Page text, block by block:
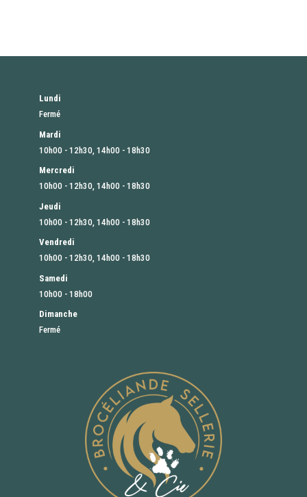
Lundi
Fermé
Mardi
10h00 - 12h30, 14h00 - 18h30
Mercredi
10h00 - 12h30, 14h00 - 18h30
Jeudi
10h00 - 12h30, 14h00 - 18h30
Vendredi
10h00 - 12h30, 14h00 - 18h30
Samedi
10h00 - 18h00
Dimanche
Fermé